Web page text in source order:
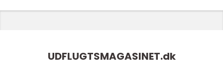
UDFLUGTSMAGASINET.dk